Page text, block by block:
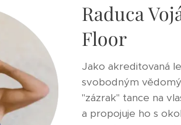
Raduca
Floor
Jako akreditovaná
svobodným
"zázrak" tance na
a propojuje ho s